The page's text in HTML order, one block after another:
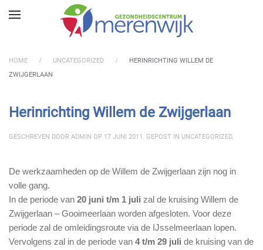
Skip to main content
HOME UNCATEGORIZED
HERINRICHTING WILLEM DE
ZWIJGERLAAN
Herinrichting Willem de Zwijgerlaan
GESCHREVEN DOOR ADMIN OP 17 JUNI 2011 . GEPOST IN UNCATEGORIZED.
De werkzaamheden op de Willem de Zwijgerlaan zijn nog in
volle gang.
In de periode van 20 juni t/m 1 juli zal de kruising Willem de
Zwijgerlaan – Gooimeerlaan worden afgesloten. Voor deze
periode zal de omleidingsroute via de IJsselmeerlaan lopen.
Vervolgens zal in de periode van 4 t/m 29 juli de kruising van de